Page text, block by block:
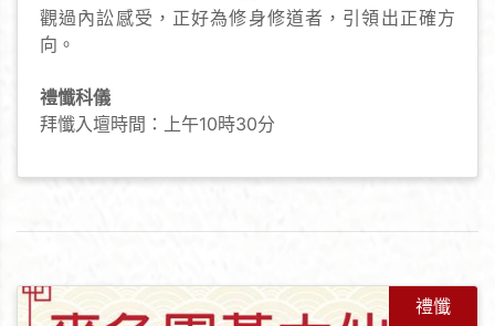
觀過內訟感受，正好為修身修道者，引領出正確方
向。
禮懺科儀
拜懺入壇時間：上午10時30分
禮懺